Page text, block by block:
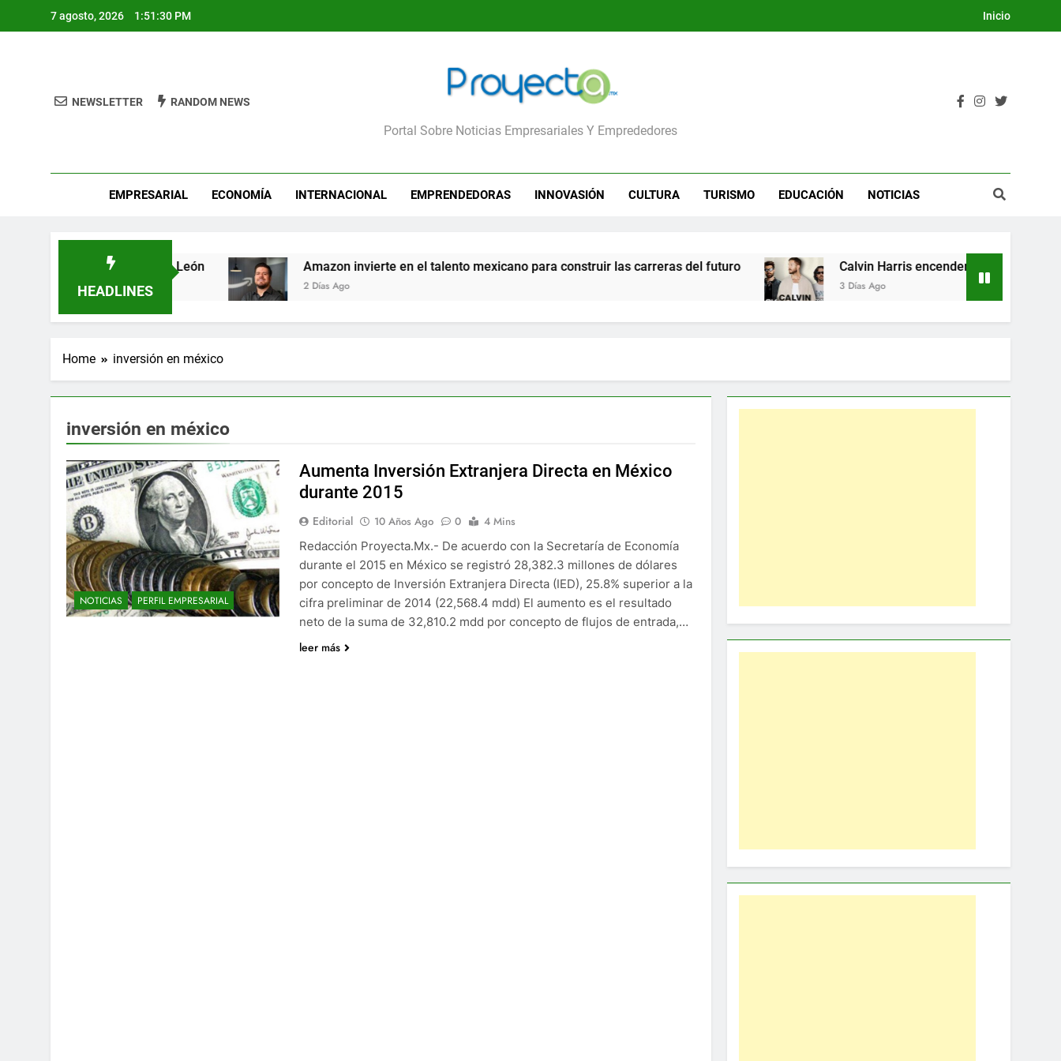
7 agosto, 2026 1:51:30 PM Inicio
ProyectaPortal Sobre Noticias Empresariales Y Emprededores
NEWSLETTER RANDOM NEWS
EMPRESARIAL ECONOMÍA INTERNACIONAL EMPRENDEDORAS INNOVASIÓN CULTURA TURISMO EDUCACIÓN NOTICIAS
HEADLINES
Fest busca héroes de León Amazon invierte en el talento mexicano para construir las carreras del futuro
2 Días Ago
Calvin Harris encenderá la Dream Night
3 Días Ago
Home inversión en méxico
inversión en méxico
NOTICIAS PERFIL EMPRESARIAL
Aumenta Inversión Extranjera Directa en México
durante 2015
Editorial 10 Años Ago 0
4 Mins
Redacción Proyecta.Mx.- De acuerdo con la Secretaría de Economía
durante el 2015 en México se registró 28,382.3 millones de dólares
por concepto de Inversión Extranjera Directa (IED), 25.8% superior a la
cifra preliminar de 2014 (22,568.4 mdd) El aumento es el resultado
neto de la suma de 32,810.2 mdd por concepto de flujos de entrada,…
leer más